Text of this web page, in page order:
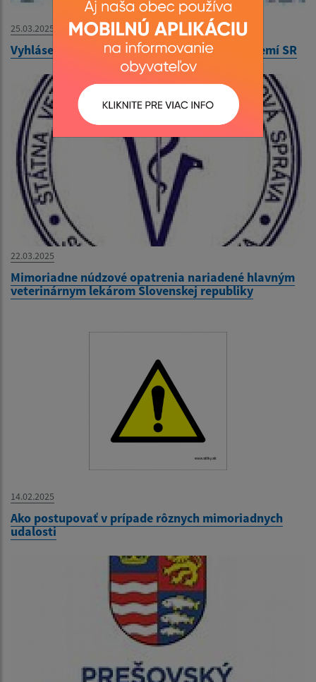
25.03.2025
Vyhlásenie mimoriadnej situácie na celom území SR
22.03.2025
Mimoriadne núdzové opatrenia nariadené hlavným
veterinárnym lekárom Slovenskej republiky
14.02.2025
Ako postupovať v prípade rôznych mimoriadnych
udalosti